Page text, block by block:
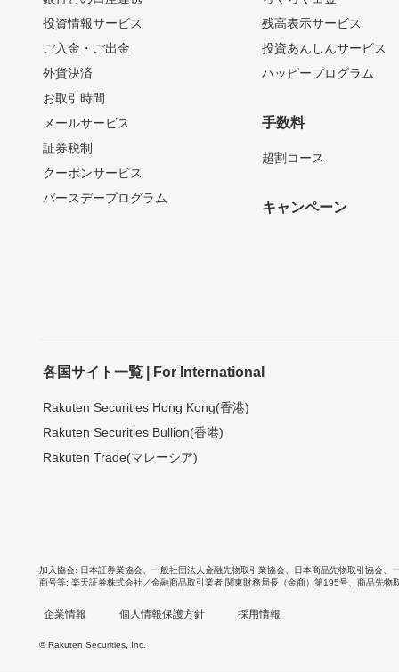
投資情報サービス
ご入金・ご出金
外貨決済
お取引時間
メールサービス
証券税制
クーポンサービス
バースデープログラム
残高表示サービス
投資あんしんサービス
ハッピープログラム
手数料
超割コース
キャンペーン
各国サイト一覧 | For International
Rakuten Securities Hong Kong(香港)
Rakuten Securities Bullion(香港)
Rakuten Trade(マレーシア)
加入協会 日本証券業協会 一般社団法人金融先物取引業協会 日本商品先物取引協会
商号等 楽天証券株式会社／金融商品取引業者 関東財務局長（金商）第195号、商品先物
企業情報 個人情報保護方針 採用情報
© Rakuten Securities, Inc.